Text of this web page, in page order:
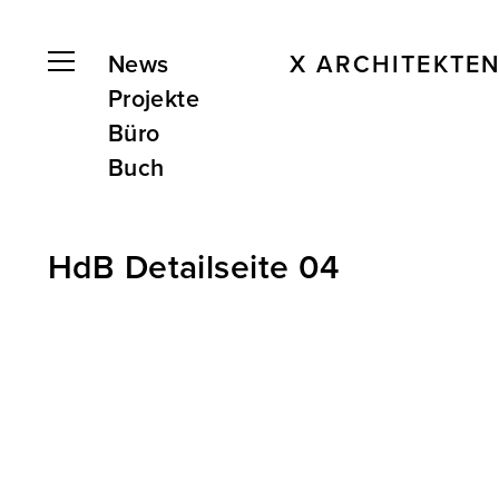
News
Projekte
Büro
Buch
X
HdB Detailseite 04